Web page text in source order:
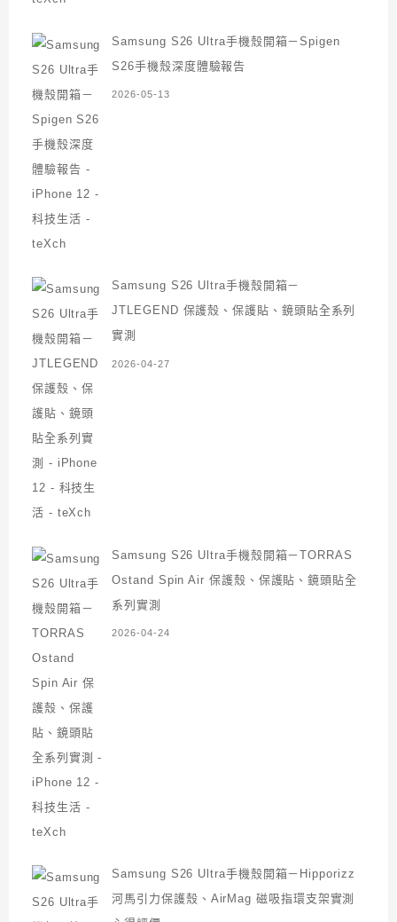
Samsung S26 Ultra手機殼開箱－Spigen
S26手機殼深度體驗報告
2026-05-13
Samsung S26 Ultra手機殼開箱－
JTLEGEND 保護殼、保護貼、鏡頭貼全系列
實測
2026-04-27
Samsung S26 Ultra手機殼開箱－TORRAS
Ostand Spin Air 保護殼、保護貼、鏡頭貼全
系列實測
2026-04-24
Samsung S26 Ultra手機殼開箱－Hipporizz
河馬引力保護殼、AirMag 磁吸指環支架實測